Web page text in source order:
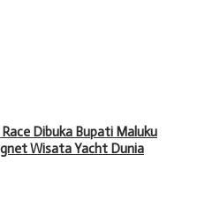
Dibuka Bupati Maluku
Wisata Yacht Dunia